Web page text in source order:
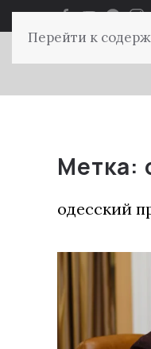
Перейти к
Метка:
одесский